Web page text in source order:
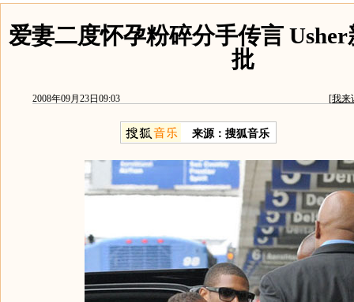
爱妻二度怀孕粉碎分手传言
批
2008年09月23日09:03 [我来
来源：搜狐音乐